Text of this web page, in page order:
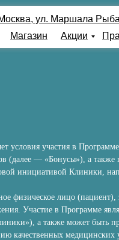
Магазин Акции
ул. Маршала
условия участия в
(далее — «Бонусы»), а
инициативой Клиники,
физическое лицо
Участие в Программе
а также может быть
медицинских